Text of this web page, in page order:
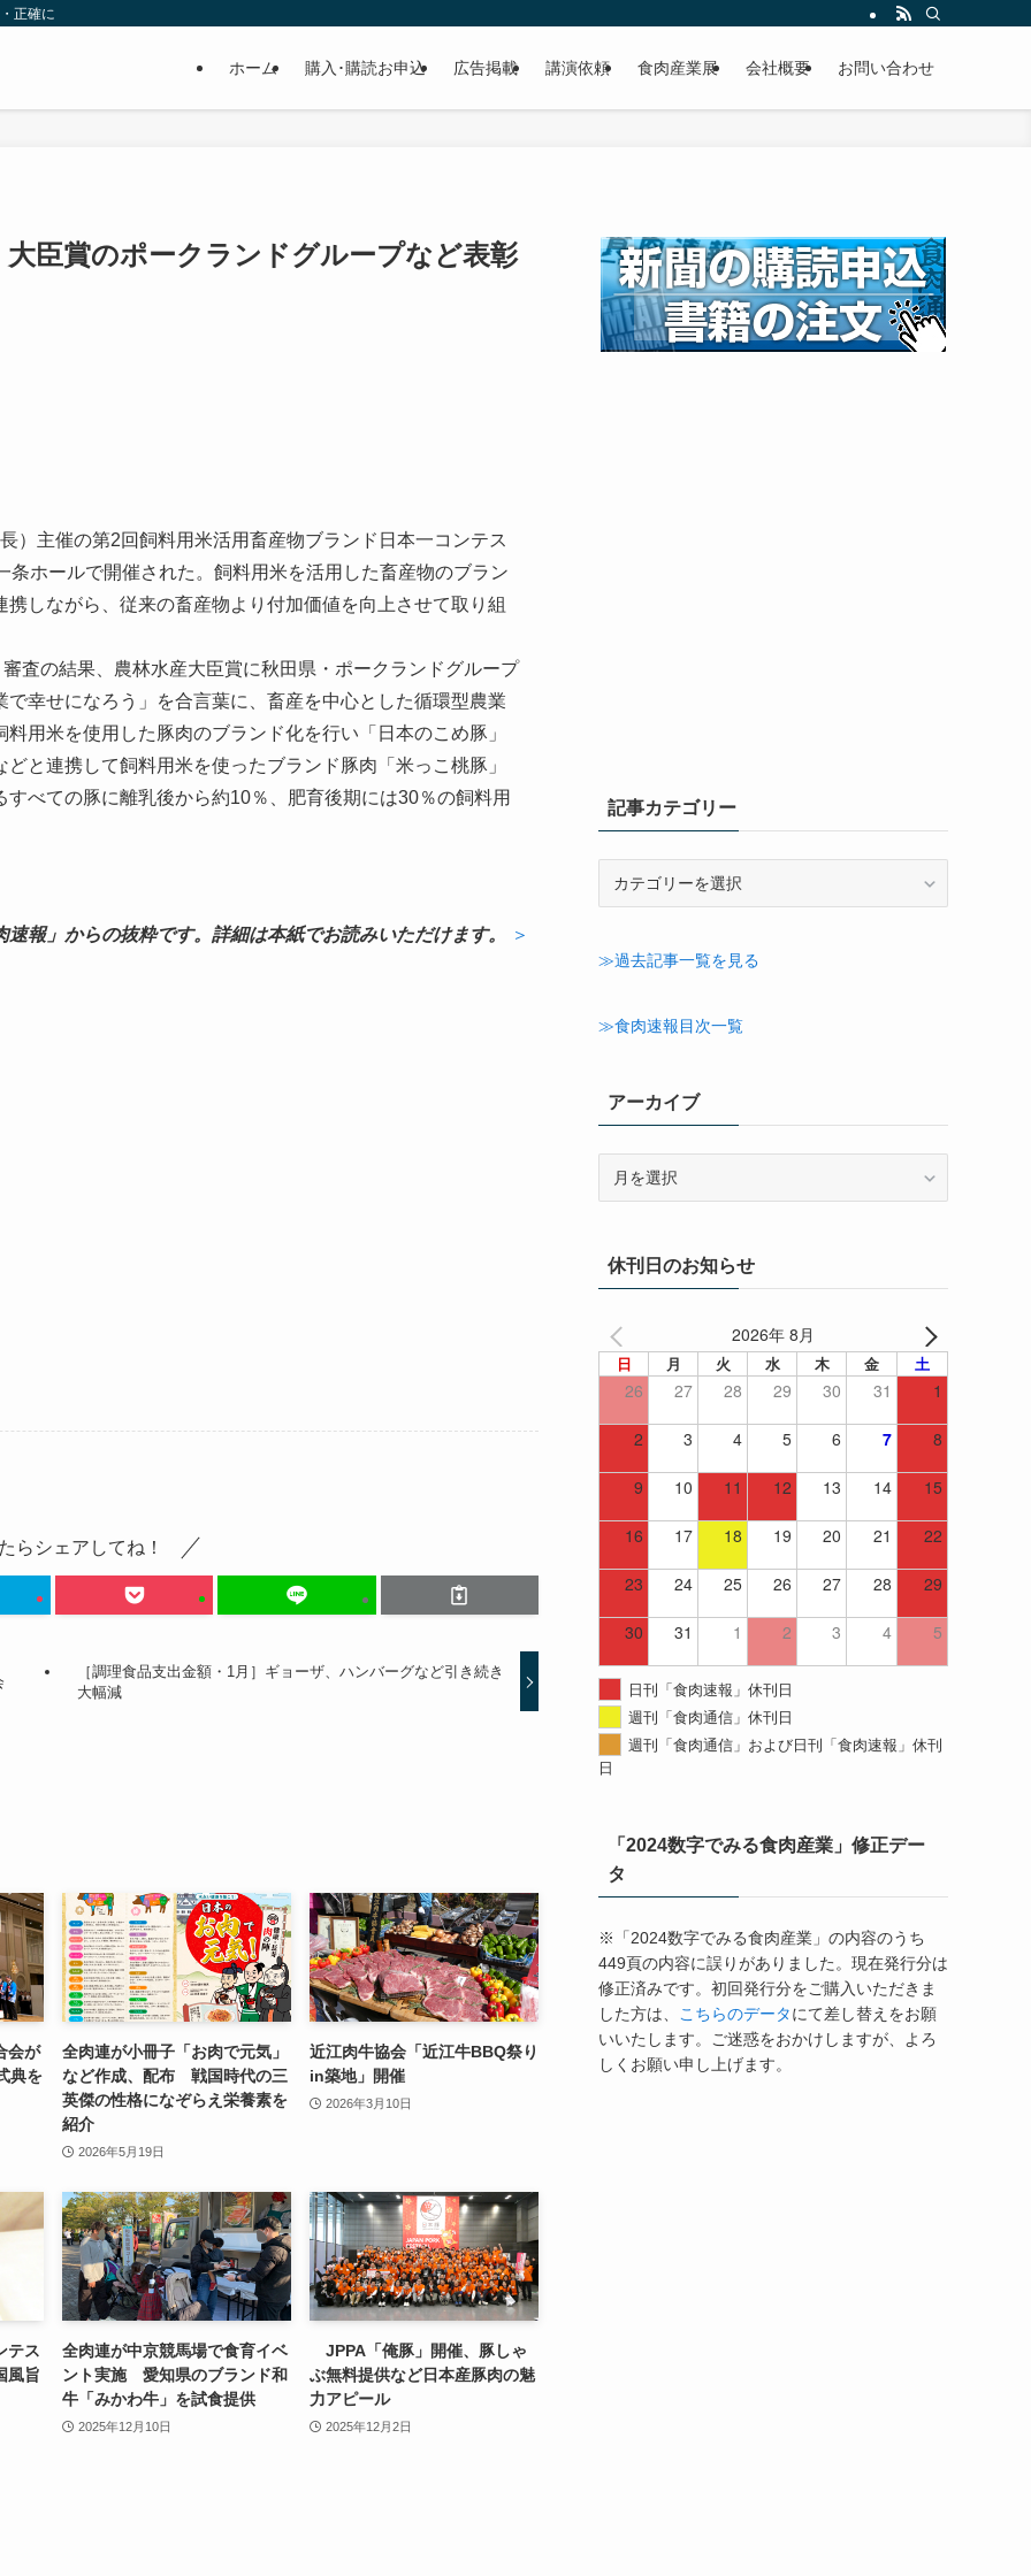
正確に
ホーム 購入･購読お申込 広告掲載 講演依頼 食肉産業展 会社概要 お問い合わせ
臣賞のポークランドグループなど表彰
）主催の第2回飼料用米活用畜産物ブランド日本一コンテス
ホールで開催された。飼料用米を活用した畜産物のブラン
しながら、従来の畜産物より付加価値を向上させて取り組
の結果、農林水産大臣賞に秋田県・ポークランドグループ
幸せになろう」を合言葉に、畜産を中心とした循環型農業
用米を使用した豚肉のブランド化を行い「日本のこめ豚」
と連携して飼料用米を使ったブランド豚肉「米っこ桃豚」
べての豚に離乳後から約10％、肥育後期には30％の飼料用
報」からの抜粋です。詳細は本紙でお読みいただけます。 ＞
らシェアしてね！
［調理食品支出金額・1月］ギョーザ、ハンバーグなど引き続き
大幅減
会が
典を
全肉連が小冊子「お肉で元気」
など作成、配布 戦国時代の三
英傑の性格になぞらえ栄養素を
紹介
2026年5月19日
近江肉牛協会「近江牛BBQ祭り
in築地」開催
2026年3月10日
テス
風旨
全肉連が中京競馬場で食育イベ
ント実施 愛知県のブランド和
牛「みかわ牛」を試食提供
2025年12月10日
JPPA「俺豚」開催、豚しゃ
ぶ無料提供など日本産豚肉の魅
力アピール
2025年12月2日
記事カテゴリー
ゴ
ー
≫過去記事一覧を見る
≫食肉速報目次一覧
アーカイブ
ブ休刊日のお知らせ
2026年 8月
日 月 火 水 木 金 土
26 27 28 29 30 31 1
2 3 4 5 6 7 8
9 10 11 12 13 14 15
16 17 18 19 20 21 22
23 24 25 26 27 28 29
30 31 1 2 3 4 5
日刊「食肉速報」休刊日
週刊「食肉通信」休刊日
週刊「食肉通信」および日刊「食肉速報」休刊
日
「2024数字でみる食肉産業」修正デー
タ
※「2024数字でみる食肉産業」の内容のうち
449頁の内容に誤りがありました。現在発行分は
修正済みです。初回発行分をご購入いただきま
した方は、
こちらのデータにて差し替えをお願
いいたします。ご迷惑をおかけしますが、よろ
しくお願い申し上げます。